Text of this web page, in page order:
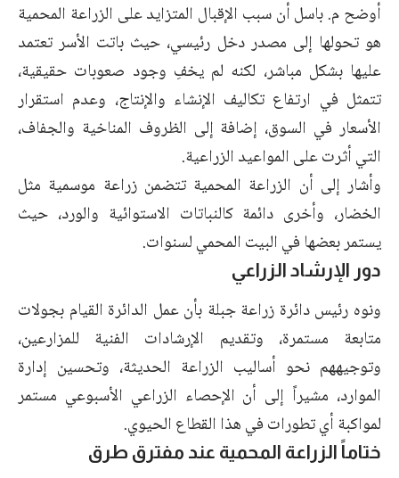
أوضح م. باسل أن سبب الإقبال المتزايد على الزراعة المحمية
هو تحولها إلى مصدر دخل رئيسي، حيث باتت الأسر تعتمد
عليها بشكل مباشر، لكنه لم يخفِ وجود صعوبات حقيقية،
تتمثل في ارتفاع تكاليف الإنشاء والإنتاج، وعدم استقرار
الأسعار في السوق، إضافة إلى الظروف المناخية والجفاف،
التي أثرت على المواعيد الزراعية.
وأشار إلى أن الزراعة المحمية تتضمن زراعة موسمية مثل
الخضار، وأخرى دائمة كالنباتات الاستوائية والورد، حيث
يستمر بعضها في البيت المحمي لسنوات.
دور الإرشاد الزراعي
ونوه رئيس دائرة زراعة جبلة بأن عمل الدائرة القيام بجولات
متابعة مستمرة، وتقديم الإرشادات الفنية للمزارعين،
وتوجيههم نحو أساليب الزراعة الحديثة، وتحسين إدارة
الموارد، مشيراً إلى أن الإحصاء الزراعي الأسبوعي مستمر
لمواكبة أي تطورات في هذا القطاع الحيوي.
ختاماً الزراعة المحمية عند مفترق طرق